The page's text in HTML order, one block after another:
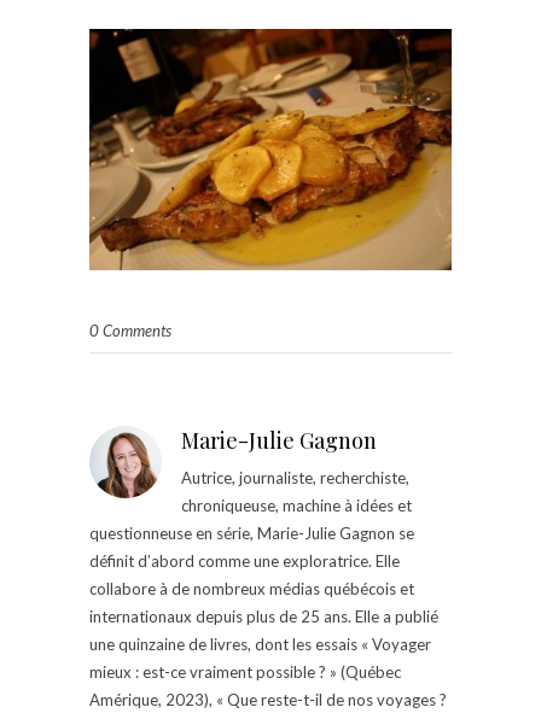
0 Comments
Marie-Julie Gagnon
Autrice, journaliste, recherchiste,
chroniqueuse, machine à idées et
questionneuse en série, Marie-Julie Gagnon se
définit d’abord comme une exploratrice. Elle
collabore à de nombreux médias québécois et
internationaux depuis plus de 25 ans. Elle a publié
une quinzaine de livres, dont les essais « Voyager
mieux : est-ce vraiment possible ? » (Québec
Amérique, 2023), « Que reste-t-il de nos voyages ?